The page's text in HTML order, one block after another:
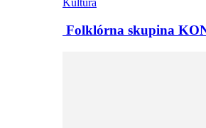
Kultúra
Folklórna skupina